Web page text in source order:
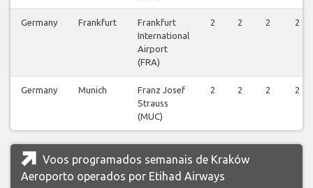
Germany Frankfurt
Frankfurt
International
Airport
(FRA)
2 2 2 2
Germany Munich
Franz Josef
Strauss
(MUC)
2 2 2 2
Voos programados semanais de Kraków
Aeroporto operados por Etihad Airways